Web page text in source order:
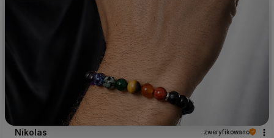
Nikolas zweryfikowano